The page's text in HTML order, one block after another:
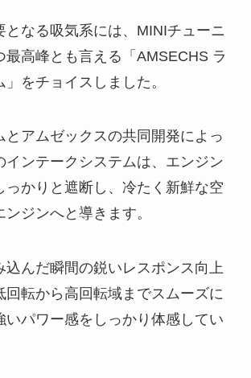
となる吸気系には、MINIチューニ
最高峰とも言える「AMSECHS ラ
をチョイスしました。
とアムゼックスの共同開発によっ
インテークシステムは、エンジン
っかりと遮断し、冷たく新鮮な空
ジンへと導きます。
込んだ瞬間の鋭いレスポンス向上
回転から高回転域までスムーズに
いパワー感をしっかり体感してい